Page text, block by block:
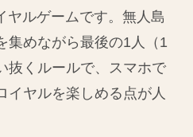
ヤルゲームです。無人島
集めながら最後の1人（1
抜くルールで、スマホで
イヤルを楽しめる点が人